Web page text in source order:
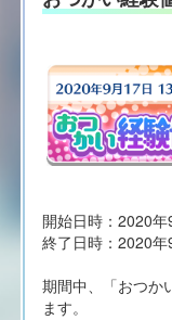
開始日時：2020
終了日時：2020
期間中、「おつか
ます。